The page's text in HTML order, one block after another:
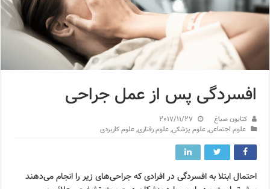
افسردگی پس از عمل جراحی
کتایون صباغ
2017/11/27
علوم اجتماعی,علوم پزشکی,علوم رفتاری,علوم کاربردی
احتمال ابتلا به افسردگی در افرادی که جراحی‌های زیر را انجام می‌دهند